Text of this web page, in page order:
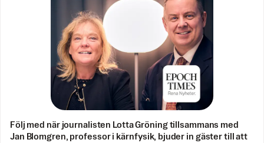
Följ med när journalisten Lotta Gröning tillsammans med
Jan Blomgren, professor i kärnfysik, bjuder in gäster till att